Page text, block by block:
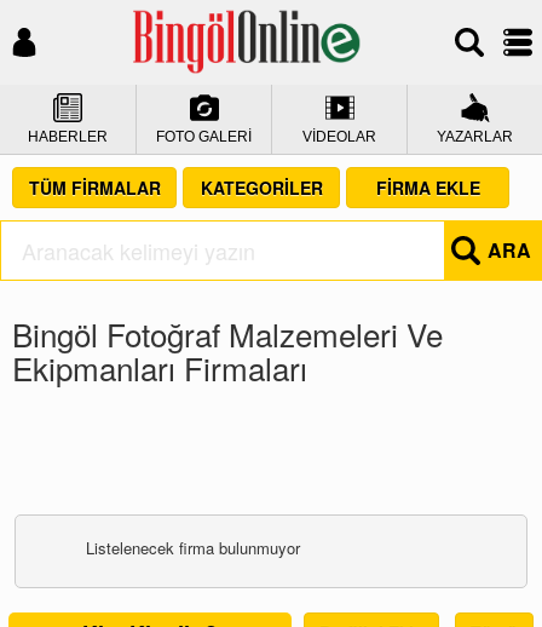
HABERLER FOTO GALERİ VİDEOLAR YAZARLAR
TÜM FİRMALAR KATEGORİLER FİRMA EKLE
ARA
Bingöl Fotoğraf Malzemeleri Ve
Ekipmanları Firmaları
Listelenecek firma bulunmuyor